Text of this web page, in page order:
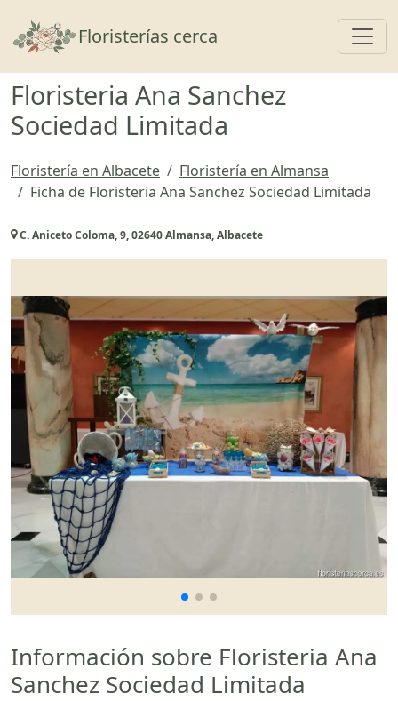
Floristerías cerca
Floristeria Ana Sanchez
Sociedad Limitada
Floristería en Albacete
Floristería en Almansa
Ficha de Floristeria Ana Sanchez Sociedad Limitada
C. Aniceto Coloma, 9, 02640 Almansa, Albacete
Información sobre Floristeria Ana
Sanchez Sociedad Limitada